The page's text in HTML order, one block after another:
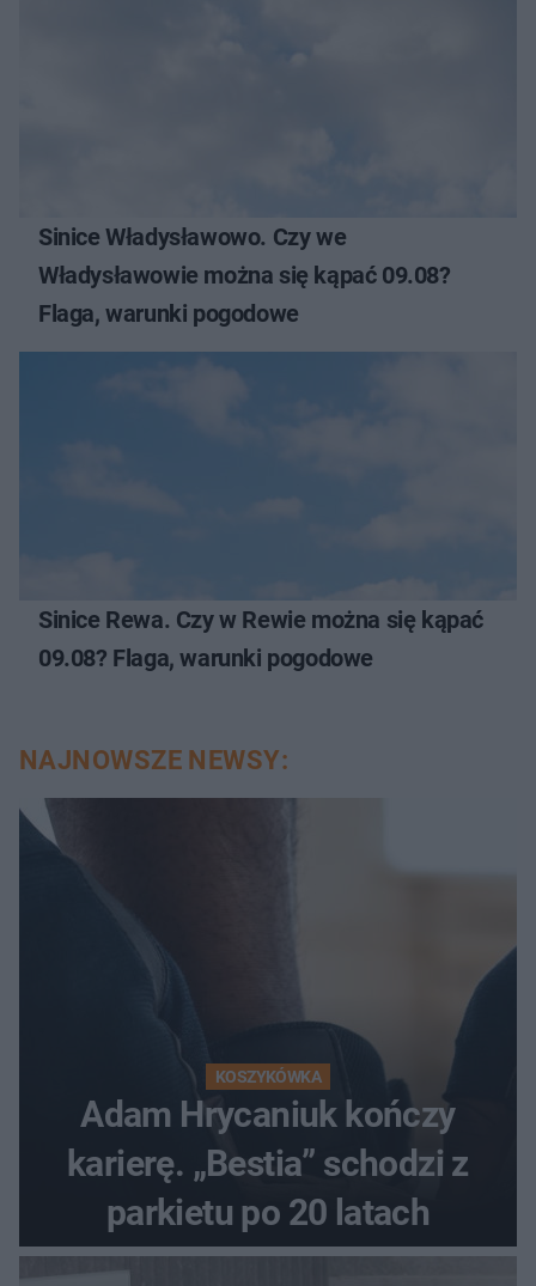
Sinice Władysławowo. Czy we
Władysławowie można się kąpać 09.08?
Flaga, warunki pogodowe
Sinice Rewa. Czy w Rewie można się kąpać
09.08? Flaga, warunki pogodowe
NAJNOWSZE NEWSY:
KOSZYKÓWKA
Adam Hrycaniuk kończy
karierę. „Bestia” schodzi z
parkietu po 20 latach